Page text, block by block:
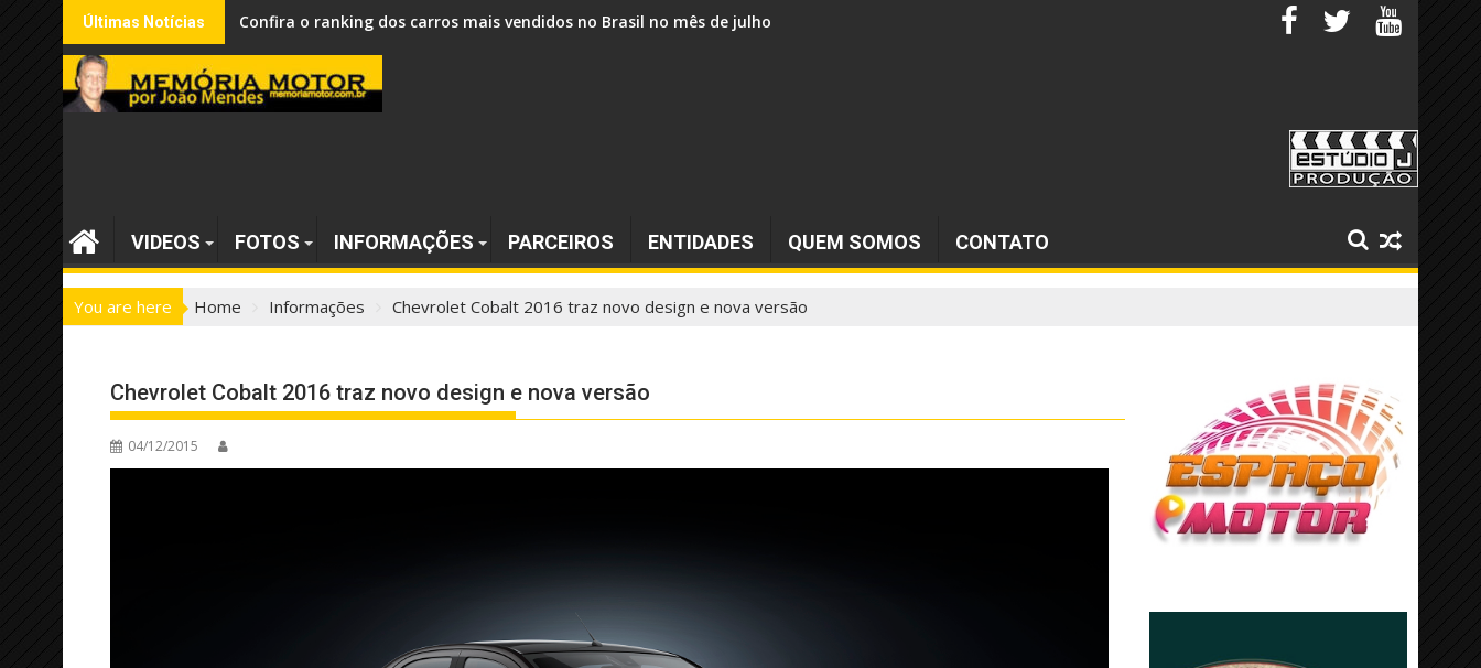
Skip
to
content
Últimas Notícias Confira o ranking dos carros mais vendidos no Brasil no mês de julho
VIDEOS FOTOS INFORMAÇÕES PARCEIROS ENTIDADES QUEM SOMOS CONTATO
You are here Home Informações Chevrolet Cobalt 2016 traz novo design e nova versão
Chevrolet Cobalt 2016 traz novo design e nova versão
04/12/2015